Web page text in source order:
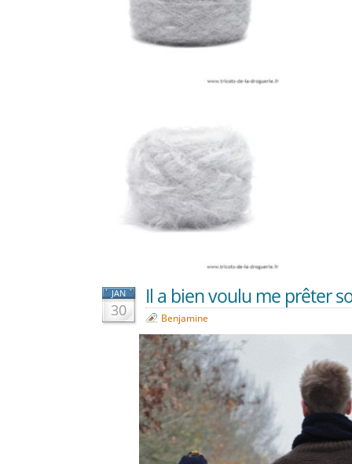
JAN
30
Il a bien voulu me prêter
Benjamine